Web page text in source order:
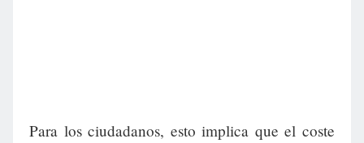
Para los ciudadanos, esto implica que el coste